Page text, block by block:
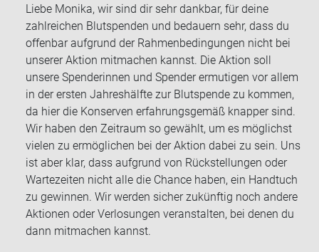
Liebe Monika, wir sind dir sehr dankbar, für deine
zahlreichen Blutspenden und bedauern sehr, dass du
offenbar aufgrund der Rahmenbedingungen nicht bei
unserer Aktion mitmachen kannst. Die Aktion soll
unsere Spenderinnen und Spender ermutigen vor allem
in der ersten Jahreshälfte zur Blutspende zu kommen,
da hier die Konserven erfahrungsgemäß knapper sind.
Wir haben den Zeitraum so gewählt, um es möglichst
vielen zu ermöglichen bei der Aktion dabei zu sein. Uns
ist aber klar, dass aufgrund von Rückstellungen oder
Wartezeiten nicht alle die Chance haben, ein Handtuch
zu gewinnen. Wir werden sicher zukünftig noch andere
Aktionen oder Verlosungen veranstalten, bei denen du
dann mitmachen kannst.